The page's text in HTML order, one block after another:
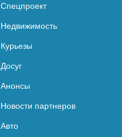
Спецпроект
Недвижимость
Курьезы
Досуг
Анонсы
Новости партнеров
Авто